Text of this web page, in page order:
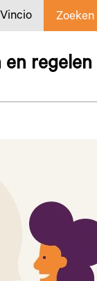
Zoeken
en regelen